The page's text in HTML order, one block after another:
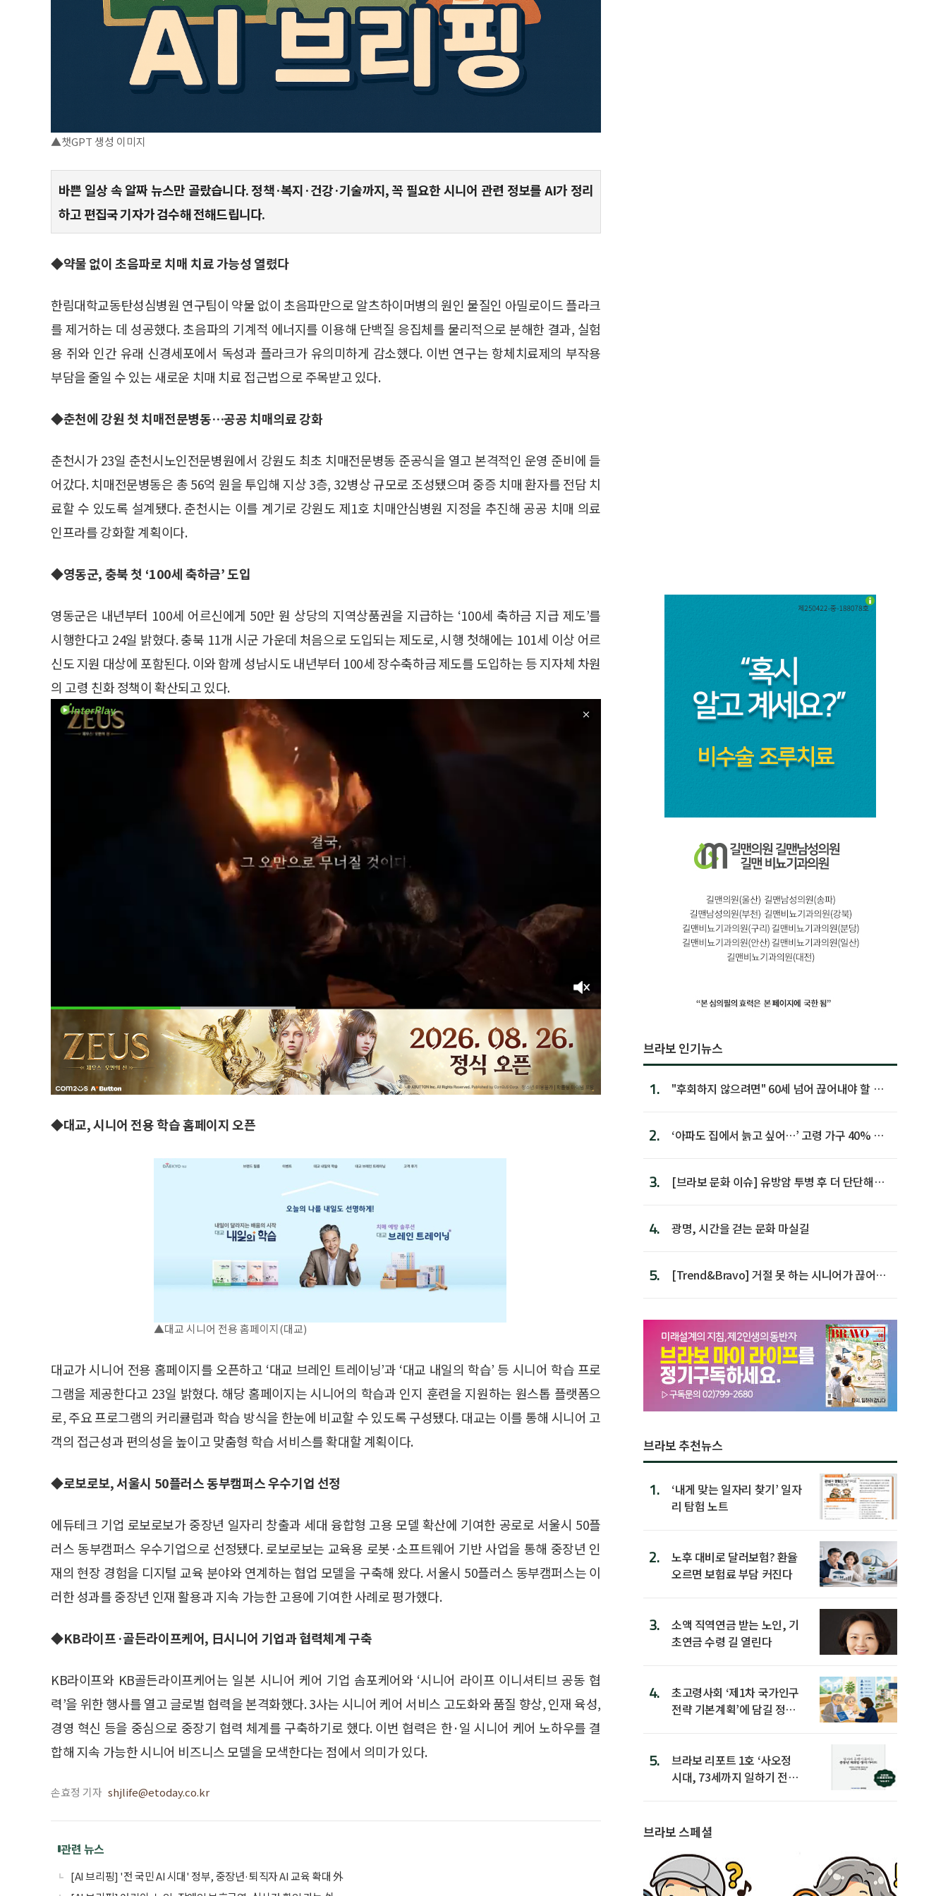
▲챗GPT 생성 이미지
바쁜 일상 속 알짜 뉴스만 골랐습니다. 정책·복지·건강·기술까지, 꼭 필요한 시니어 관련 정보를 AI가 정리
하고 편집국 기자가 검수해 전해드립니다.
◆약물 없이 초음파로 치매 치료 가능성 열렸다
한림대학교동탄성심병원 연구팀이 약물 없이 초음파만으로 알츠하이머병의 원인 물질인 아밀로이드 플라크
를 제거하는 데 성공했다. 초음파의 기계적 에너지를 이용해 단백질 응집체를 물리적으로 분해한 결과, 실험
용 쥐와 인간 유래 신경세포에서 독성과 플라크가 유의미하게 감소했다. 이번 연구는 항체치료제의 부작용
부담을 줄일 수 있는 새로운 치매 치료 접근법으로 주목받고 있다.
◆춘천에 강원 첫 치매전문병동…공공 치매의료 강화
춘천시가 23일 춘천시노인전문병원에서 강원도 최초 치매전문병동 준공식을 열고 본격적인 운영 준비에 들
어갔다. 치매전문병동은 총 56억 원을 투입해 지상 3층, 32병상 규모로 조성됐으며 중증 치매 환자를 전담 치
료할 수 있도록 설계됐다. 춘천시는 이를 계기로 강원도 제1호 치매안심병원 지정을 추진해 공공 치매 의료
인프라를 강화할 계획이다.
◆영동군, 충북 첫 ‘100세 축하금’ 도입
영동군은 내년부터 100세 어르신에게 50만 원 상당의 지역상품권을 지급하는 ‘100세 축하금 지급 제도’를
시행한다고 24일 밝혔다. 충북 11개 시군 가운데 처음으로 도입되는 제도로, 시행 첫해에는 101세 이상 어르
신도 지원 대상에 포함된다. 이와 함께 성남시도 내년부터 100세 장수축하금 제도를 도입하는 등 지자체 차원
의 고령 친화 정책이 확산되고 있다.
◆대교, 시니어 전용 학습 홈페이지 오픈
▲대교 시니어 전용 홈페이지(대교)
대교가 시니어 전용 홈페이지를 오픈하고 ‘대교 브레인 트레이닝’과 ‘대교 내일의 학습’ 등 시니어 학습 프로
그램을 제공한다고 23일 밝혔다. 해당 홈페이지는 시니어의 학습과 인지 훈련을 지원하는 원스톱 플랫폼으
로, 주요 프로그램의 커리큘럼과 학습 방식을 한눈에 비교할 수 있도록 구성됐다. 대교는 이를 통해 시니어 고
객의 접근성과 편의성을 높이고 맞춤형 학습 서비스를 확대할 계획이다.
◆로보로보, 서울시 50플러스 동부캠퍼스 우수기업 선정
에듀테크 기업 로보로보가 중장년 일자리 창출과 세대 융합형 고용 모델 확산에 기여한 공로로 서울시 50플
러스 동부캠퍼스 우수기업으로 선정됐다. 로보로보는 교육용 로봇·소프트웨어 기반 사업을 통해 중장년 인
재의 현장 경험을 디지털 교육 분야와 연계하는 협업 모델을 구축해 왔다. 서울시 50플러스 동부캠퍼스는 이
러한 성과를 중장년 인재 활용과 지속 가능한 고용에 기여한 사례로 평가했다.
◆KB라이프·골든라이프케어, 日시니어 기업과 협력체계 구축
KB라이프와 KB골든라이프케어는 일본 시니어 케어 기업 솜포케어와 ‘시니어 라이프 이니셔티브 공동 협
력’을 위한 행사를 열고 글로벌 협력을 본격화했다. 3사는 시니어 케어 서비스 고도화와 품질 향상, 인재 육성,
경영 혁신 등을 중심으로 중장기 협력 체계를 구축하기로 했다. 이번 협력은 한·일 시니어 케어 노하우를 결
합해 지속 가능한 시니어 비즈니스 모델을 모색한다는 점에서 의미가 있다.
손효정 기자 shjlife@etoday.co.kr
관련 뉴스
[AI 브리핑] '전 국민 AI 시대' 정부, 중장년·퇴직자 AI 교육 확대 外
브라보 인기뉴스
1.
"후회하지 않으려면" 60세 넘어 끊어내야 할 사
2.
‘아파도 집에서 늙고 싶어…’ 고령 가구 40% 노
3.
[브라보 문화 이슈] 유방암 투병 후 더 단단해진
4. 광명, 시간을 걷는 문화 마실길
5.
[Trend&Bravo] 거절 못 하는 시니어가 끊어야
브라보 추천뉴스
1.
‘내게 맞는 일자리 찾기’ 일자
리 탐험 노트
2.
노후 대비로 달러보험? 환율
오르면 보험료 부담 커진다
3.
소액 직역연금 받는 노인, 기
초연금 수령 길 열린다
4.
초고령사회 ‘제1차 국가인구
전략 기본계획’에 담길 정책
5.
브라보 리포트 1호 ‘사오정
시대, 73세까지 일하기 전략’
브라보 스페셜